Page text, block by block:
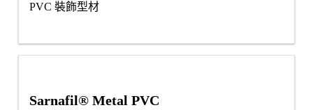
PVC 裝飾型材
Sarnafil® Metal PVC